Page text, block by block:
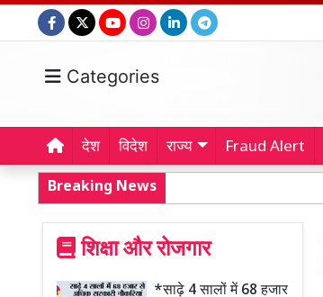
Categories
देश विदेश राज्य Fraud Alert
Breaking News
शिक्षा और रोजगार
*साढ़े 4 सालों में 68 हजार